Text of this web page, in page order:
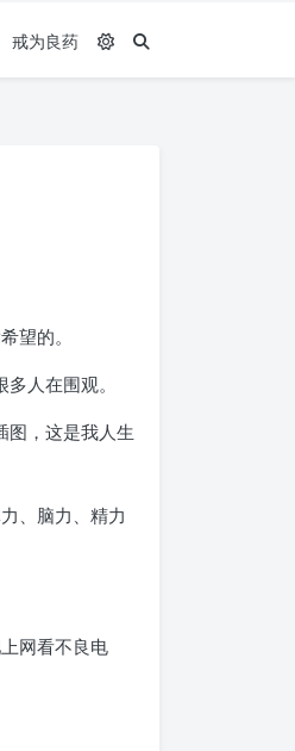
戒为良药
望的。
人在围观。
图，这是我人生
、脑力、精力
网看不良电